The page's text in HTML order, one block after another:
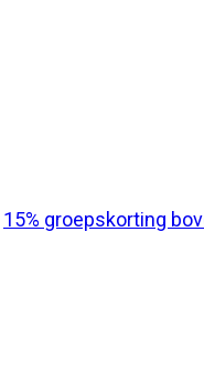
15% groepskorting